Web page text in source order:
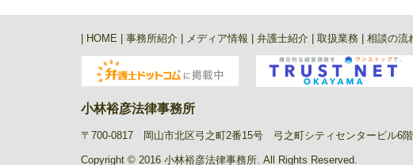
HOME 事務所紹介 メディア情報 弁護士紹介 取扱業務 相談の流
小林裕彦法律事務所
〒700-0817 岡山市北区弓之町2番15号 弓之町シティセンタービル
Copyright © 2016 小林裕彦法律事務所. All Rights Reserved.